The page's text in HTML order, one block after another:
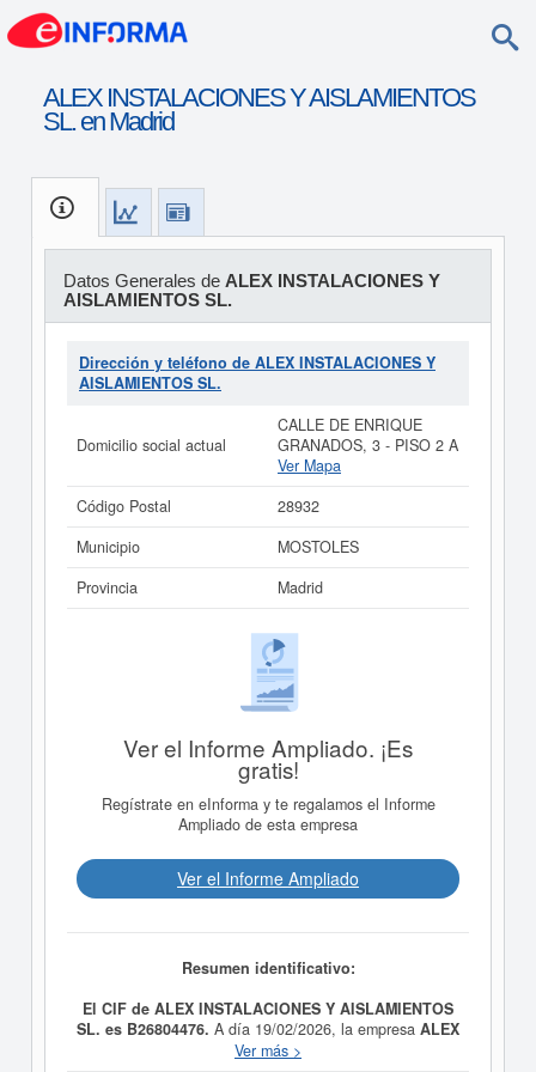
ALEX INSTALACIONES Y AISLAMIENTOS
SL. en Madrid
Datos Generales de ALEX INSTALACIONES Y
AISLAMIENTOS SL.
Dirección y teléfono de ALEX INSTALACIONES Y
AISLAMIENTOS SL.
Domicilio social actual
CALLE DE ENRIQUE
GRANADOS, 3 - PISO 2 A
Ver Mapa
Código Postal
28932
Municipio
MOSTOLES
Provincia
Madrid
Ver el Informe Ampliado. ¡Es
gratis!
Regístrate en eInforma y te regalamos el Informe
Ampliado de esta empresa
Ver el Informe Ampliado
Resumen identificativo:
El CIF de ALEX INSTALACIONES Y AISLAMIENTOS
SL. es B26804476. A día 19/02/2026, la empresa ALEX
INSTALACIONES Y AISLAMIENTOS SL.
Ver más >